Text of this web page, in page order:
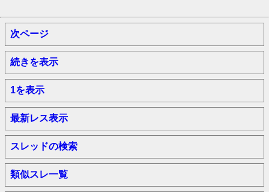
次ページ
続きを表示
1を表示
最新レス表示
スレッドの検索
類似スレ一覧